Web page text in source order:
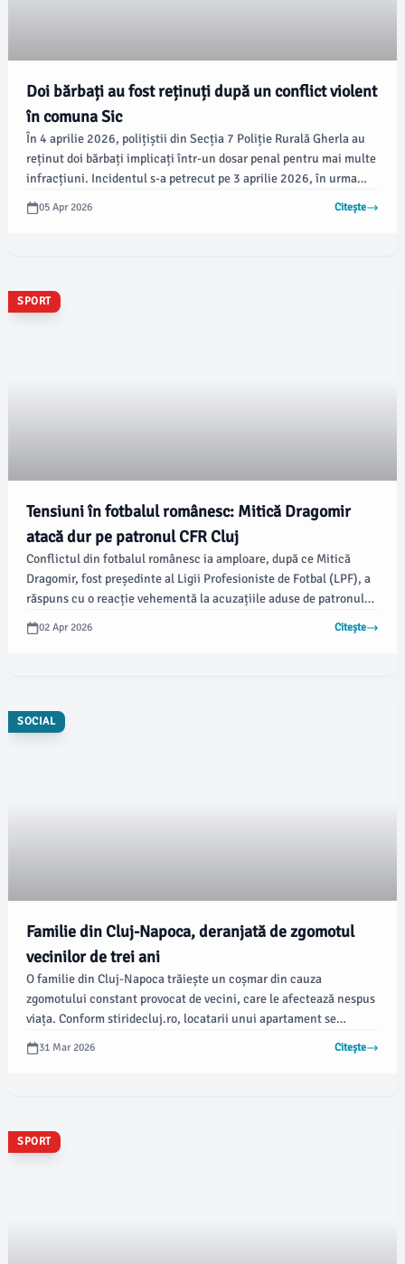
Doi bărbați au fost reținuți după un conflict violent
în comuna Sic
În 4 aprilie 2026, polițiștii din Secția 7 Poliție Rurală Gherla au
reținut doi bărbați implicați într-un dosar penal pentru mai multe
infracțiuni. Incidentul s-a petrecut pe 3 aprilie 2026, în urma
unui conflict care a izbucnit într-un imobil din comuna Sic,
conform stiridecluj.ro.
05 Apr 2026 Citește
SPORT
Tensiuni în fotbalul românesc: Mitică Dragomir
atacă dur pe patronul CFR Cluj
Conflictul din fotbalul românesc ia amploare, după ce Mitică
Dragomir, fost președinte al Ligii Profesioniste de Fotbal (LPF), a
răspuns cu o reacție vehementă la acuzațiile aduse de patronul
CFR Cluj. Declarațiile controversate au fost generate de plecarea
lui Răzvan Zamfir de la CFR Cluj către Universitatea Cluj, fapt ce a
02 Apr 2026 Citește
SOCIAL
Familie din Cluj-Napoca, deranjată de zgomotul
vecinilor de trei ani
O familie din Cluj-Napoca trăiește un coșmar din cauza
zgomotului constant provocat de vecini, care le afectează nespus
viața. Conform stiridecluj.ro, locatarii unui apartament se
confruntă cu mașini, dispozitive tehnice și deplasări zgomotoase
în fiecare zi, inclusiv în orele de liniște.
31 Mar 2026 Citește
SPORT